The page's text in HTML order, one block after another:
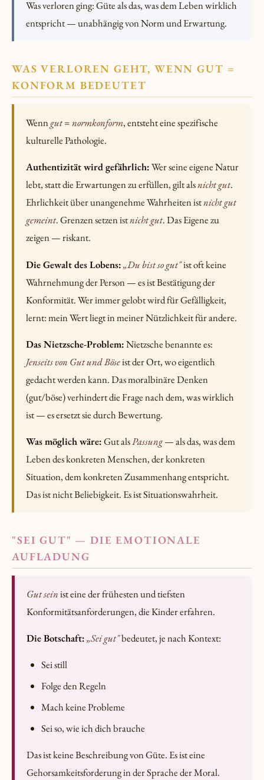
Was verloren ging: Güte als das, was dem Leben wirklich
entspricht — unabhängig von Norm und Erwartung.
WAS VERLOREN GEHT, WENN GUT =
KONFORM BEDEUTET
Wenngut=normkonform, entsteht eine spezifische
kulturelle Pathologie.
Authentizität wird gefährlich:Wer seine eigene Natur
lebt, statt die Erwartungen zu erfüllen, gilt alsnicht gut.
Ehrlichkeit über unangenehme Wahrheiten istnicht gut
gemeint. Grenzen setzen istnicht gut. Das Eigene zu
zeigen — riskant.
Die Gewalt des Lobens:„Du bist so gut"ist oft keine
Wahrnehmung der Person — es ist Bestätigung der
Konformität. Wer immer gelobt wird für Gefälligkeit,
lernt: mein Wert liegt in meiner Nützlichkeit für andere.
Das Nietzsche-Problem:Nietzsche benannte es:
Jenseits von Gut und Böseist der Ort, wo eigentlich
gedacht werden kann. Das moralbinäre Denken
(gut/böse) verhindert die Frage nach dem, was wirklich
ist — es ersetzt sie durch Bewertung.
Was möglich wäre:Gut alsPassung— als das, was dem
Leben des konkreten Menschen, der konkreten
Situation, dem konkreten Zusammenhang entspricht.
Das ist nicht Beliebigkeit. Es ist Situationswahrheit.
"SEI GUT" — DIE EMOTIONALE
AUFLADUNG
Gut seinist eine der frühesten und tiefsten
Konformitätsanforderungen, die Kinder erfahren.
Die Botschaft:„Sei gut"bedeutet, je nach Kontext:
Sei still
Folge den Regeln
Mach keine Probleme
Sei so, wie ich dich brauche
Das ist keine Beschreibung von Güte. Es ist eine
Gehorsamkeitsforderung in der Sprache der Moral.